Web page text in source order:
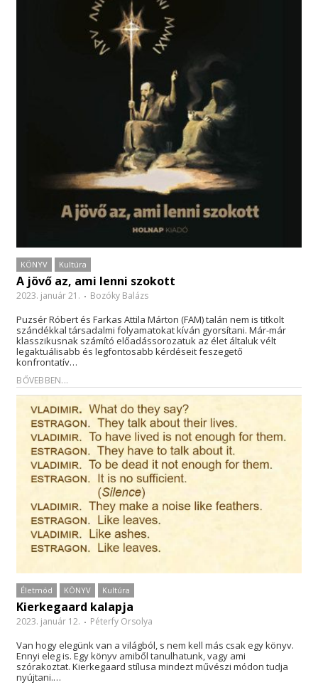
KÖNYV Kultúra
A jövő az, ami lenni szokott
2023. január 21. Bozóky Balázs
Puzsér Róbert és Farkas Attila Márton (FAM) talán nem is titkolt
szándékkal társadalmi folyamatokat kíván gyorsítani. Már-már
klasszikusnak számító előadássorozatuk az élet általuk vélt
legaktuálisabb és legfontosabb kérdéseit feszegető
konfrontatív…
BŐVEBBEN...
Életmód KÖNYV Kultúra
Kierkegaard kalapja
2023. január 12. Péterfy Orsolya
Van hogy elegünk van a világból, s nem kell más csak egy könyv.
Ennyi eleg is. Egy könyv amiből tanulhatunk, vagy ami
szórakoztat. Kierkegaard stílusa mindezt művészi módon tudja
nyújtani.…